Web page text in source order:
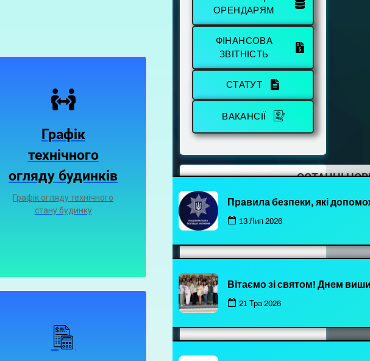
Графік
технічного
огляду будинків
Графік огляду технічного
стану будинку
ОРЕНДАРЯМ
ФІНАНСОВА
ЗВІТНІСТЬ
СТАТУТ
ВАКАНСІЇ
ОСТАННІ
Правила безпеки, які
13 Лип 2026
Вітаємо зі святом! Днем
21 Тра 2026